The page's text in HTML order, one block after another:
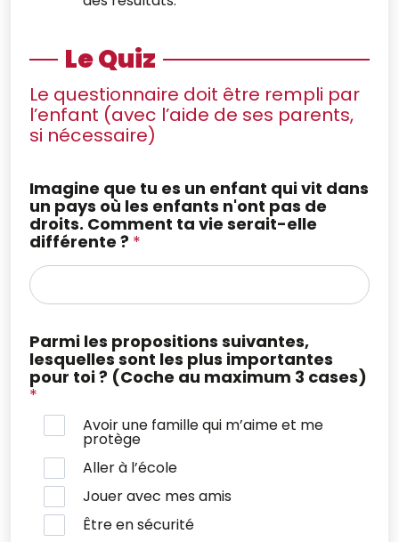
Le Quiz
Le questionnaire doit être rempli par
l’enfant (avec l’aide de ses parents,
si nécessaire)
Imagine que tu es un enfant qui vit dans
un pays où les enfants n'ont pas de
droits. Comment ta vie serait-elle
différente ? *
Parmi les propositions suivantes,
lesquelles sont les plus importantes
pour toi ? (Coche au maximum 3 cases)
*
Avoir une famille qui m’aime et me
protège
Aller à l’école
Jouer avec mes amis
Être en sécurité